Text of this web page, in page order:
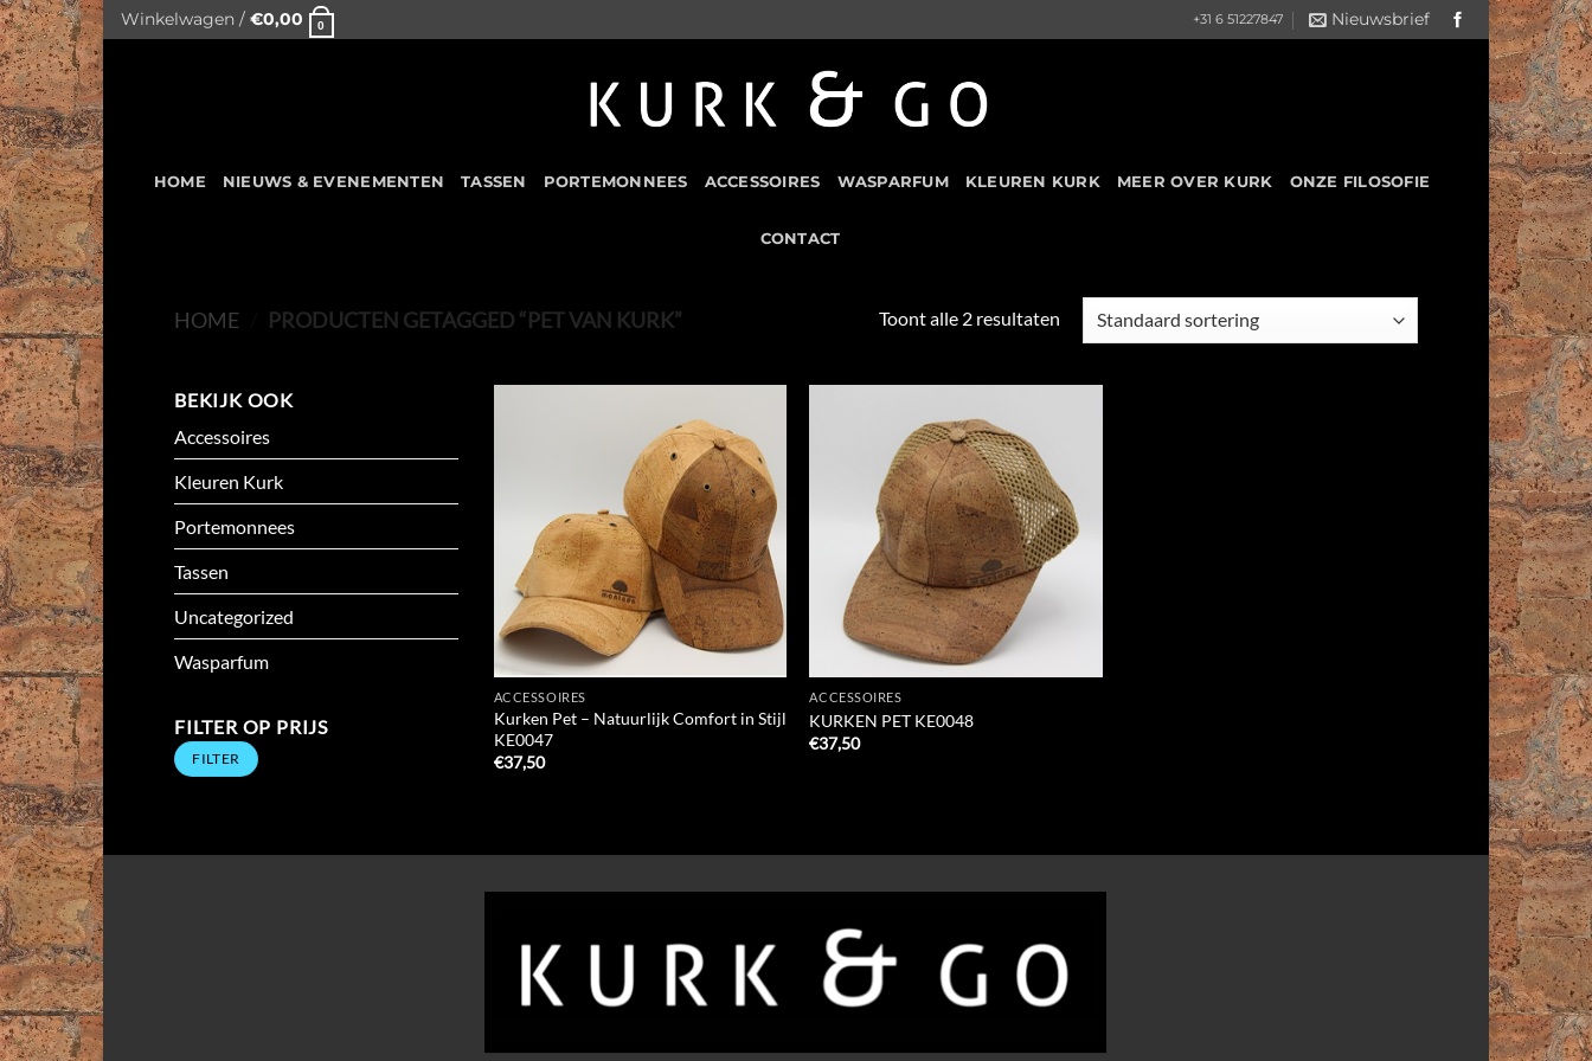
Skip
to
content
Winkelwagen / €0,00 0 +31 6 51227847 Nieuwsbrief
HOME NIEUWS & EVENEMENTEN TASSEN PORTEMONNEES ACCESSOIRES WASPARFUM KLEUREN KURK MEER OVER KURK ONZE FILOSOFIE
CONTACT
HOME PRODUCTEN GETAGGED “PET VAN KURK” Toont alle 2 resultaten
BEKIJK OOK
Accessoires
Kleuren Kurk
Portemonnees
Tassen
Uncategorized
Wasparfum
FILTER OP PRIJS
Min.
prijs
Max.
prijsFILTER
Add to
Wishlist
ACCESSOIRES
Kurken Pet – Natuurlijk Comfort in Stijl
KE0047
€37,50
Wishlist
ACCESSOIRES
KURKEN PET KE0048
€37,50